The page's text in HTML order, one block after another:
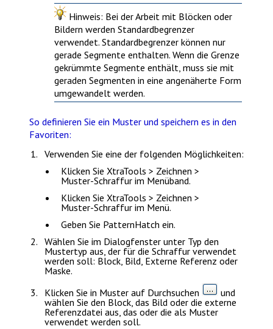
Hinweis: Bei der Arbeit mit Blöcken oder
Bildern werden Standardbegrenzer
verwendet. Standardbegrenzer können nur
gerade Segmente enthalten. Wenn die Grenze
gekrümmte Segmente enthält, muss sie mit
geraden Segmenten in eine angenäherte Form
umgewandelt werden.
So definieren Sie ein Muster und speichern es in den
Favoriten:
Verwenden Sie eine der folgenden Möglichkeiten:
Klicken SieXtraTools > Zeichnen >
Muster-Schraffur im Menüband.
Klicken SieXtraTools > Zeichnen >
Muster-Schraffur im Menü.
Geben Sie PatternHatch ein.
Wählen Sie im Dialogfenster unter Typ den
Mustertyp aus, der für die Schraffur verwendet
werden soll: Block, Bild, Externe Referenz oder
Maske.
Klicken Sie in Muster auf Durchsuchen
und
wählen Sie den Block, das Bild oder die externe
Referenzdatei aus, das oder die als Muster
verwendet werden soll.